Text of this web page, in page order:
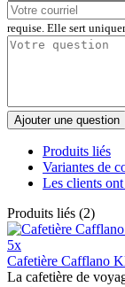
requise. Elle sert
Ajouter une question
Produits liés
Variantes de
Les clients
Produits liés (2)
5x
Cafetière Cafflano
La cafetière de